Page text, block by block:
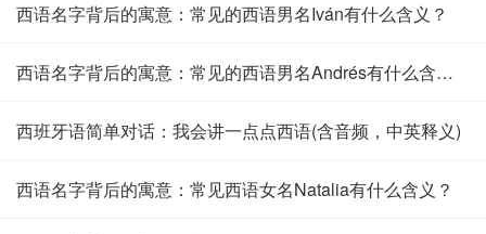
西语名字背后的寓意：常见的西语男名Iván有什么含义？
西语名字背后的寓意：常见的西语男名Andrés有什么含义？
西班牙语简单对话：我会讲一点点西语(含音频，中英释义)
西语名字背后的寓意：常见西语女名Natalia有什么含义？